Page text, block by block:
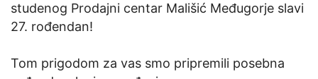
studenog Prodajni centar Mališić Međugorje slavi
27. rođendan!
Tom prigodom za vas smo pripremili posebna